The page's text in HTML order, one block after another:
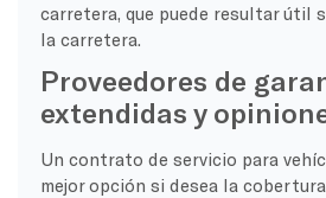
carretera, que puede resultar útil
la carretera.
Proveedores de
extendidas y
Un contrato de servicio para
mejor opción si desea la